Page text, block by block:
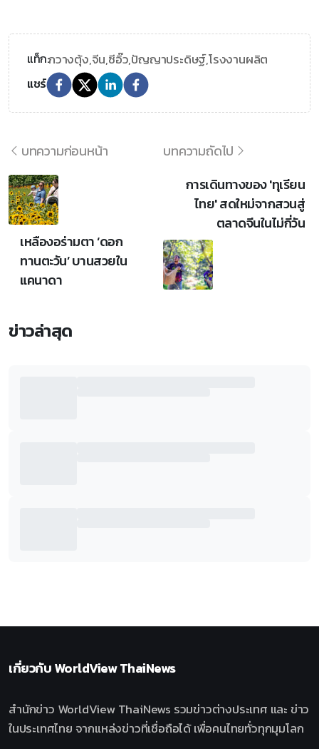
แท็ก:กวางตุ้ง,จีน,ซีอิ๊ว,ปัญญาประดิษฐ์,โรงงานผลิต
แชร์
บทความก่อนหน้า
เหลืองอร่ามตา ‘ดอก
ทานตะวัน’ บานสวยใน
แคนาดา
บทความถัดไป
การเดินทางของ 'ทุเรียน
ไทย' สดใหม่จากสวนสู่
ตลาดจีนในไม่กี่วัน
ข่าวล่าสุด
เกี่ยวกับWorldView ThaiNews
สำนักข่าว WorldView ThaiNews รวมข่าวต่างประเทศ และ ข่าว
ในประเทศไทย จากแหล่งข่าวที่เชื่อถือได้ เพื่อคนไทยทั่วทุกมุมโลก